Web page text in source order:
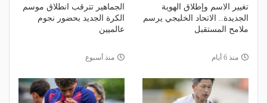
تغيير الاسم وإطلاق الهوية
الجديدة.. الاتحاد الخليجي يرسم
ملامح المستقبل
منذ 6 أيام
الجماهير تترقب انطلاق موسم
الكرة الجديد بحضور نجوم
عالميين
منذ أسبوع